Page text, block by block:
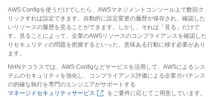
AWS Configを使うだけでしたら、AWSマネジメントコンソール上で数回ク
リックすれば設定できます。自動的に設定変更の履歴が保存され、確認した
いリソースの履歴を見ることができます。しかし、それは「見る」だけで
す。見ることによって、企業のAWSリソースのコンプライアンスを確認した
りセキュリティの問題を把握するといった、意味ある行動に移す必要があり
ます。
NHNテコラスでは、AWS Configなどサービスを活用して、AWSによるシス
テムのセキュリティを強化し、コンプライアンス評価による企業ガバナンス
の的確な執行を専門のエンジニアがサポートする
マネージドセキュリティサービス
をご要件に応じてご用意しています。